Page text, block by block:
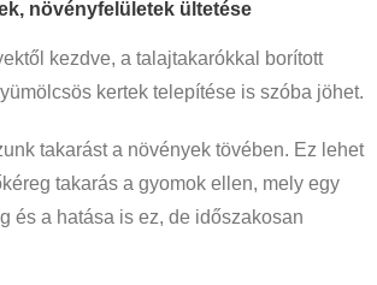
növényfelületek ültetése
kezdve, a talajtakarókkal borított
kertek telepítése is szóba jöhet.
takarást a növények tövében. Ez lehet
takarás a gyomok ellen, mely egy
és a hatása is ez, de időszakosan